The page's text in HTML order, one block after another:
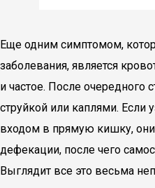
Еще одним симптомом,
заболевания, является
и частое. После очередного
струйкой или каплями.
входом в прямую кишку,
дефекации, после чего
Выглядит все это весьма